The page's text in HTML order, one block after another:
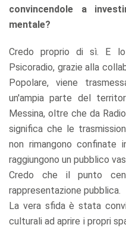
convincendole a
mentale?
Credo proprio di sì. E
Psicoradio, grazie alla
Popolare, viene
un'ampia parte del
Messina, oltre che da
significa che le
non rimangono confinate
raggiungono un pubblico
Credo che il punto
rappresentazione pubblica.
La vera sfida è stata
culturali ad aprire i propri